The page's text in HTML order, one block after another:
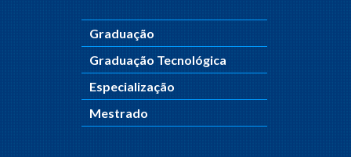
Graduação
Graduação Tecnológica
Especialização
Mestrado